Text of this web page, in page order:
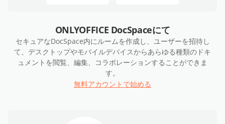
ONLYOFFICE DocSpaceにて
セキュアなDocSpace内にルームを作成し、ユーザーを招待し
て、デスクトップやモバイルデバイスからあらゆる種類のドキ
ュメントを閲覧、編集、コラボレーションすることができま
す。
無料アカウントで始める